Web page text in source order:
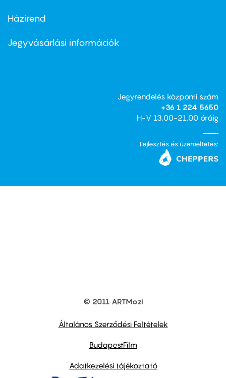
Footer
second
Házirend
Jegyvásárlási információk
Jegyrendelés központi szám
+36 1 224 5650
H-V 13.00-21.00 óráig
Fejlesztés és üzemeltetés:
© 2011 ARTMozi
Általános Szerződési Feltételek
BudapestFilm
Adatkezelési tájékoztató